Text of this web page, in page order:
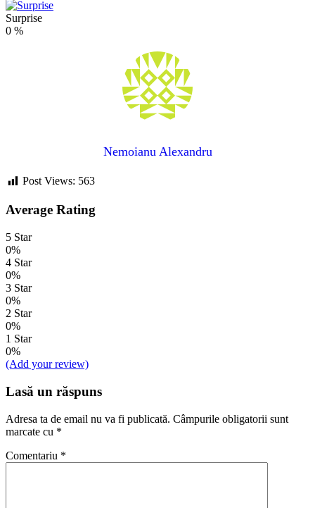
Surprise
0 %
Nemoianu Alexandru
Post Views: 563
Average Rating
5 Star
0%
4 Star
0%
3 Star
0%
2 Star
0%
1 Star
0%
(Add your review)
Lasă un răspuns
Adresa ta de email nu va fi publicată. Câmpurile obligatorii sunt
marcate cu *
Comentariu *